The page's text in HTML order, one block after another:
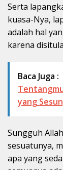
Serta
kuasa-Nya,
adalah hal
karena
Baca Juga :
yang
Sungguh
sesuatunya,
apa yang